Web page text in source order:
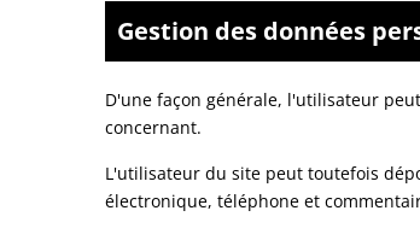
Gestion des données
D'une façon générale, l'utilisateur
concernant.
L'utilisateur du site peut toutefois
électronique, téléphone et